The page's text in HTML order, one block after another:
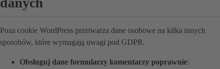
Poza cookie WordPress przetwarza dane osobowe na kilka innych
sposobów, które wymagają uwagi pod GDPR.
Obsługuj dane formularzy komentarzy poprawnie: